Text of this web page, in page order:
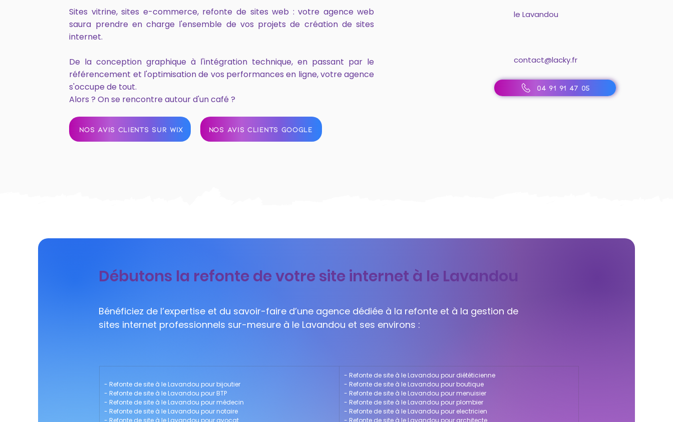
Sites vitrine, sites e-commerce, refonte de sites web : votre agence web
saura prendre en charge l'ensemble de vos projets de création de sites
internet.
De la conception graphique à l'intégration technique, en passant par le
référencement et l'optimisation de vos performances en ligne, votre agence
s'occupe de tout.
Alors ? On se rencontre autour d'un café ?
NOS AVIS CLIENTS SUR WIX NOS AVIS CLIENTS GOOGLE
le Lavandou
contact@lacky.fr
04 91 91 47 05
Débutons la refonte de votre site internet à le Lavandou
Bénéficiez de l’expertise et du savoir-faire d’une agence dédiée à la refonte et à la gestion de
sites internet professionnels sur-mesure à le Lavandou et ses environs :
- Refonte de site à le Lavandou pour bijoutier
- Refonte de site à le Lavandou pour BTP
- Refonte de site à le Lavandou pour médecin
- Refonte de site à le Lavandou pour notaire
- Refonte de site à le Lavandou pour avocat
- Refonte de site à le Lavandou pour diététicienne
- Refonte de site à le Lavandou pour boutique
- Refonte de site à le Lavandou pour menuisier
- Refonte de site à le Lavandou pour plombier
- Refonte de site à le Lavandou pour electricien
- Refonte de site à le Lavandou pour architecte